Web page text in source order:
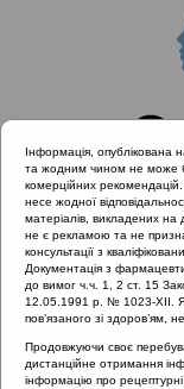
Головна
01 Деякі
Гнійні
Інформація, опублікована
та жодним чином не може
комерційних
несе жодної
матеріалів, викладених на
не є рекламою та не
консультації з
Документація з
до вимог ч.ч. 1, 2 ст. 15
12.05.1991 р. № 1023-XII.
пов’язаного зі здоров’ям,
Продовжуючи своє
дистанційне отримання
інформацію про рецептурні